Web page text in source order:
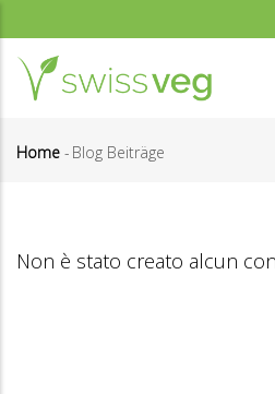
al
contenuto
principale
pane
Home - Blog Beiträge
Non è stato creato alcun